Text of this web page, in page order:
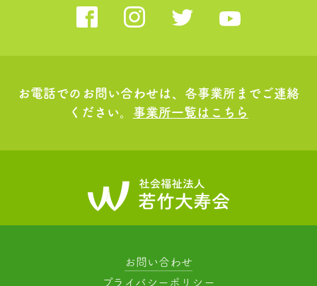
お電話でのお問い合わせは、各事業所までご連絡
ください。 事業所一覧はこちら
お問い合わせ
プライバシーポリシー